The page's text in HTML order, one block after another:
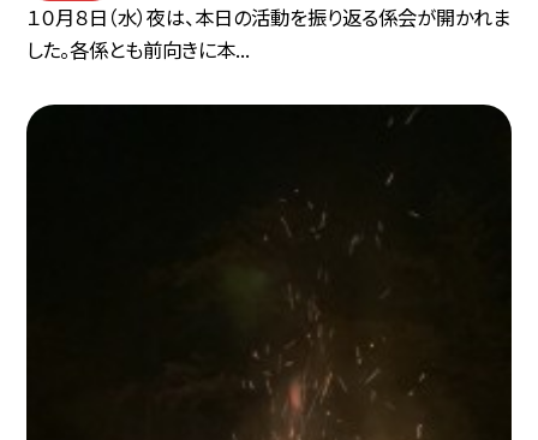
１０月８日（水）夜は、本日の活動を振り返る係会が開かれま
した。各係とも前向きに本...